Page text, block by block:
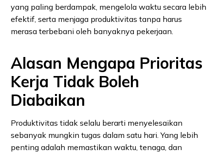
yang paling berdampak, mengelola waktu secara lebih
efektif, serta menjaga produktivitas tanpa harus
merasa terbebani oleh banyaknya pekerjaan.
Alasan Mengapa Prioritas
Kerja Tidak Boleh
Diabaikan
Produktivitas tidak selalu berarti menyelesaikan
sebanyak mungkin tugas dalam satu hari. Yang lebih
penting adalah memastikan waktu, tenaga, dan